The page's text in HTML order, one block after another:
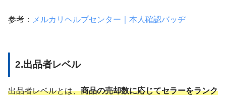
参考： メルカリヘルプセンター｜本人確認バッヂ
2.出品者レベル
出品者レベルとは、商品の売却数に応じてセラーをランク